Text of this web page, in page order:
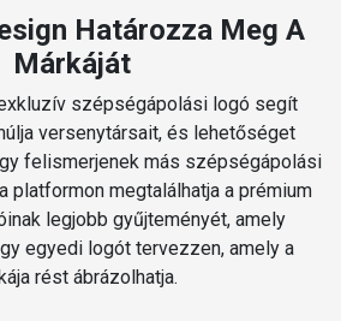
Határozza Meg A
Márkáját
szépségápolási logó segít
versenytársait, és lehetőséget
felismerjenek más szépségápolási
platformon megtalálhatja a prémium
legjobb gyűjteményét, amely
egyedi logót tervezzen, amely a
rést ábrázolhatja.